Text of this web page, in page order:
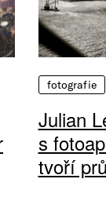
fotografie
Julian
s
tvoří